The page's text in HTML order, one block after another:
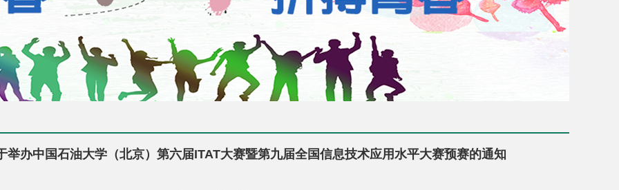
举办中国石油大学（北京）第六届ITAT大赛暨第九届全国信息技术应用水平大赛预赛的通知